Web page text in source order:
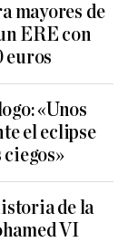
mayores de
ERE con
euros
«Unos
el eclipse
de la
VI